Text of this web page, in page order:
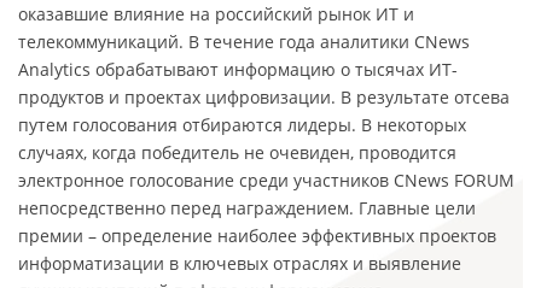
оказавшие влияние на российский рынок ИТ и
телекоммуникаций. В течение года аналитики CNews
Analytics обрабатывают информацию о тысячах ИТ-
продуктов и проектах цифровизации. В результате отсева
путем голосования отбираются лидеры. В некоторых
случаях, когда победитель не очевиден, проводится
электронное голосование среди участников CNews FORUM
непосредственно перед награждением. Главные цели
премии – определение наиболее эффективных проектов
информатизации в ключевых отраслях и выявление